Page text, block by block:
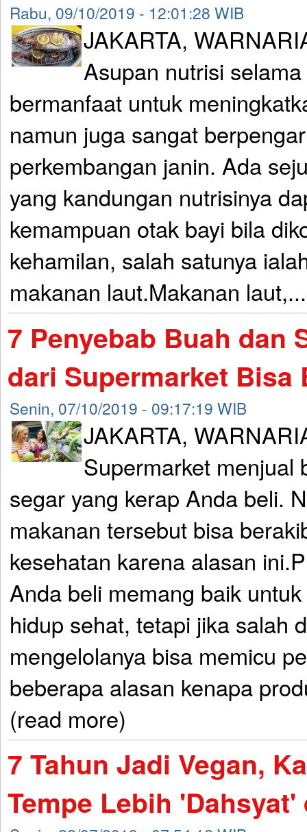
Rabu, 09/10/2019 - 12:01:28 WIB
JAKARTA,
Asupan nutrisi
bermanfaat untuk
namun juga sangat
perkembangan janin. Ada
yang kandungan nutrisinya
kemampuan otak bayi bila
kehamilan, salah satunya
makanan laut.Makanan
7 Penyebab Buah dan
dari Supermarket Bisa
Senin, 07/10/2019 - 09:17:19 WIB
JAKARTA,
Supermarket menjual
segar yang kerap Anda beli.
makanan tersebut bisa
kesehatan karena alasan
Anda beli memang baik
hidup sehat, tetapi jika salah
mengelolanya bisa memicu
beberapa alasan kenapa
(read more)
7 Tahun Jadi Vegan,
Tempe Lebih